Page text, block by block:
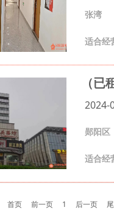
张湾
适合经
（
2024-
郧阳区
适合经
首页 前一页 1 后一页